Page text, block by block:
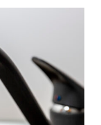
Câmpurile